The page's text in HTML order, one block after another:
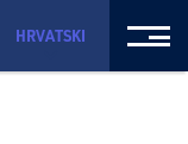
HRVATSKI